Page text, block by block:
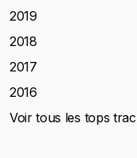
2019
2018
2017
2016
Voir tous les tops